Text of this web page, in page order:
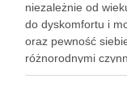
niezależnie od
do dyskomfortu i
oraz pewność
różnorodnymi
genetyczne,